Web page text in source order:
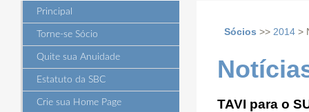
Principal
Torne-se Sócio
Quite sua Anuidade
Estatuto da SBC
Crie sua Home Page
Sócios >> 2014 >
TAVI para o